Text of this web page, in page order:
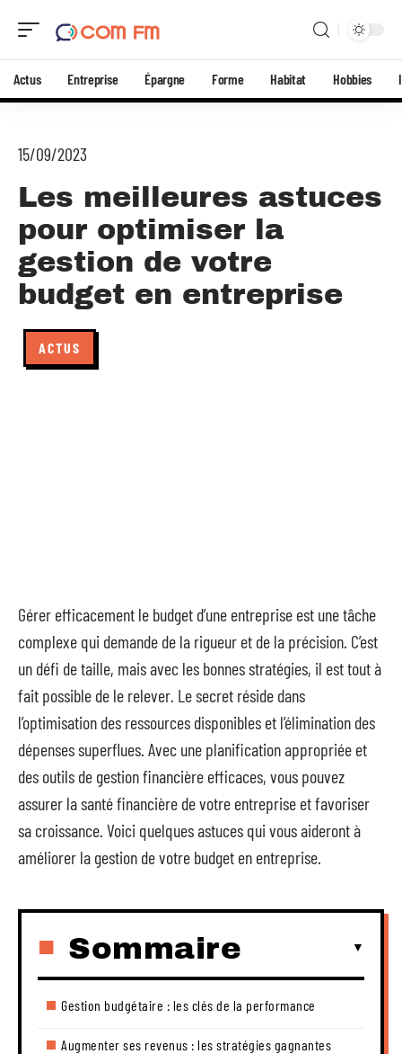
Actus Entreprise Épargne Forme Habitat Hobbies
15/09/2023
Les meilleures astuces
pour optimiser la
gestion de votre
budget en entreprise
ACTUS
Gérer efficacement le budget d’une entreprise est une tâche
complexe qui demande de la rigueur et de la précision. C’est
un défi de taille, mais avec les bonnes stratégies, il est tout à
fait possible de le relever. Le secret réside dans
l’optimisation des ressources disponibles et l’élimination des
dépenses superflues. Avec une planification appropriée et
des outils de gestion financière efficaces, vous pouvez
assurer la santé financière de votre entreprise et favoriser
sa croissance. Voici quelques astuces qui vous aideront à
améliorer la gestion de votre budget en entreprise.
Sommaire
Gestion budgétaire : les clés de la performance
Augmenter ses revenus : les stratégies gagnantes